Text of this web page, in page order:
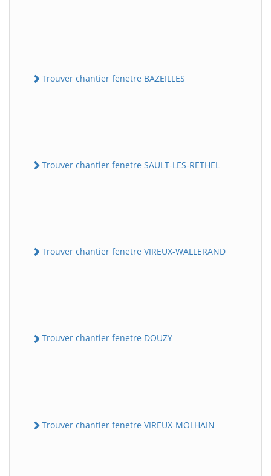
Trouver chantier fenetre BAZEILLES
Trouver chantier fenetre SAULT-LES-RETHEL
Trouver chantier fenetre VIREUX-WALLERAND
Trouver chantier fenetre DOUZY
Trouver chantier fenetre VIREUX-MOLHAIN